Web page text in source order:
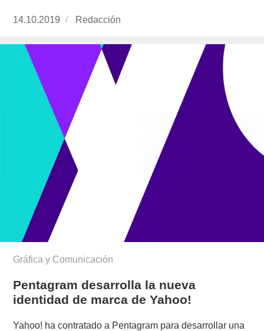
Publicado
14.10.2019 https://www.experimenta.es/author/redaccion/
Redacción
Gráfica y Comunicación
Pentagram desarrolla la nueva
identidad de marca de Yahoo!
Yahoo! ha contratado a Pentagram para desarrollar una